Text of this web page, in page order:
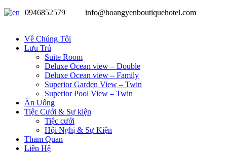
0946852579
info@hoangyenboutiquehotel.com
Về Chúng Tôi
Lưu Trú
Suite Room
Deluxe Ocean view – Double
Deluxe Ocean view – Family
Superior Garden View – Twin
Superior Pool View – Twin
Ăn Uống
Tiệc Cưới & Sự kiện
Tiệc cưới
Hội Nghị & Sự Kiện
Tham Quan
Liên Hệ